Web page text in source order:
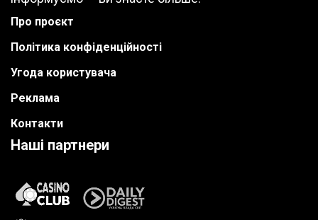
Про проєкт
Політика конфіденційності
Угода користувача
Реклама
Контакти
Наші партнери